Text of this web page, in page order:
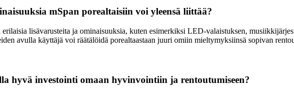
mSpan porealtaisiin voi yleensä liittää?
lisävarusteita ja ominaisuuksia, kuten esimerkiksi LED-valaistuksen,
avulla käyttäjä voi räätälöidä porealtaastaan juuri omiin mieltymyksiinsä sopivan
hyvä investointi omaan hyvinvointiin ja rentoutumiseen?